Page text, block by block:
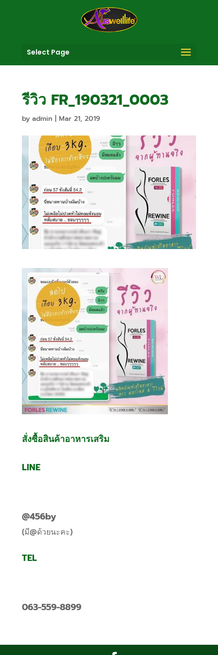
Select Page
รีวิว FR_190321_0003
by admin Mar 21, 2019
สั่งซื้อสินค้าอาหารเสริม
LINE
@456by
(มี@ด้วยนะคะ)
TEL
063-559-8899